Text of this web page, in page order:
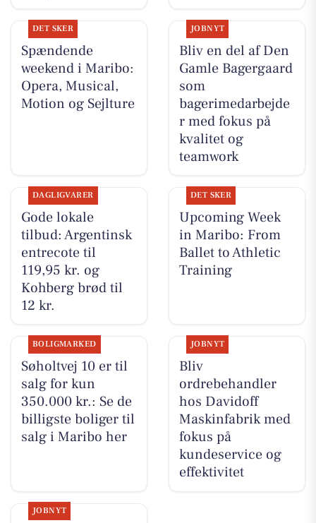
DET SKER
Spændende
weekend i Maribo:
Opera, Musical,
Motion og Sejlture
JOBNYT
Bliv en del af Den
Gamle Bagergaard
som
bagerimedarbejde
r med fokus på
kvalitet og
teamwork
DAGLIGVARER
Gode lokale
tilbud: Argentinsk
entrecote til
119,95 kr. og
Kohberg brød til
12 kr.
DET SKER
Upcoming Week
in Maribo: From
Ballet to Athletic
Training
BOLIGMARKED
Søholtvej 10 er til
salg for kun
350.000 kr.: Se de
billigste boliger til
salg i Maribo her
JOBNYT
Bliv
ordrebehandler
hos Davidoff
Maskinfabrik med
fokus på
kundeservice og
effektivitet
JOBNYT